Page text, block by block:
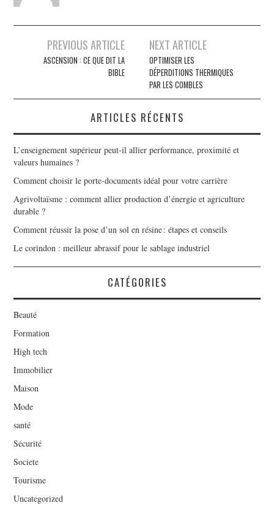
Navigation des articles
PREVIOUS ARTICLE
ASCENSION : CE QUE DIT LA
BIBLE
NEXT ARTICLE
OPTIMISER LES
DÉPERDITIONS THERMIQUES
PAR LES COMBLES
ARTICLES RÉCENTS
L’enseignement supérieur peut-il allier performance, proximité et
valeurs humaines ?
Comment choisir le porte-documents idéal pour votre carrière
Agrivoltaïsme : comment allier production d’énergie et agriculture
durable ?
Comment réussir la pose d’un sol en résine : étapes et conseils
Le corindon : meilleur abrassif pour le sablage industriel
CATÉGORIES
Beauté
Formation
High tech
Immobilier
Maison
Mode
santé
Sécurité
Societe
Tourisme
Uncategorized